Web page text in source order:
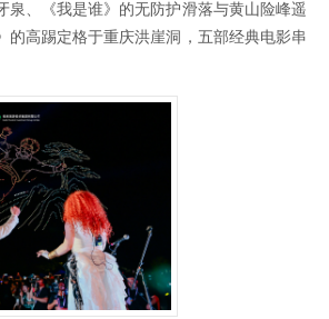
泉、《我是谁》的无防护滑落与黄山险峰遥
的高踢定格于重庆洪崖洞，五部经典电影串